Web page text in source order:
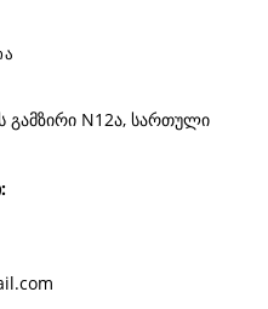
გამზირი N12ა, სართული